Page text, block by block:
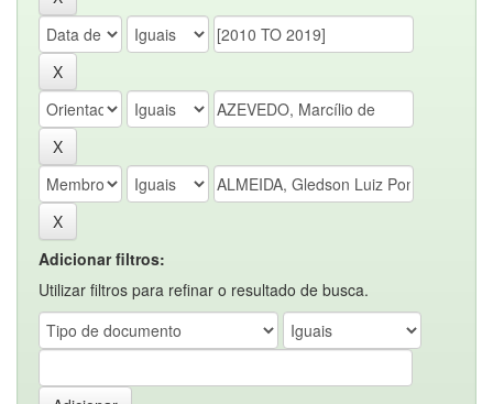
Adicionar filtros:
Utilizar filtros para refinar o resultado de busca.